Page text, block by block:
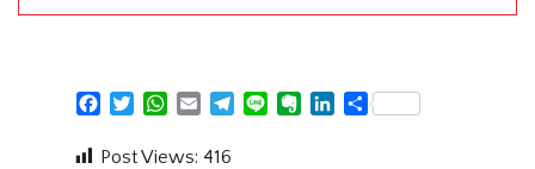
FacebookTwitterWhatsApp
Email Telegram
Line Evernote
LinkedIn
Share
Post Views: 416